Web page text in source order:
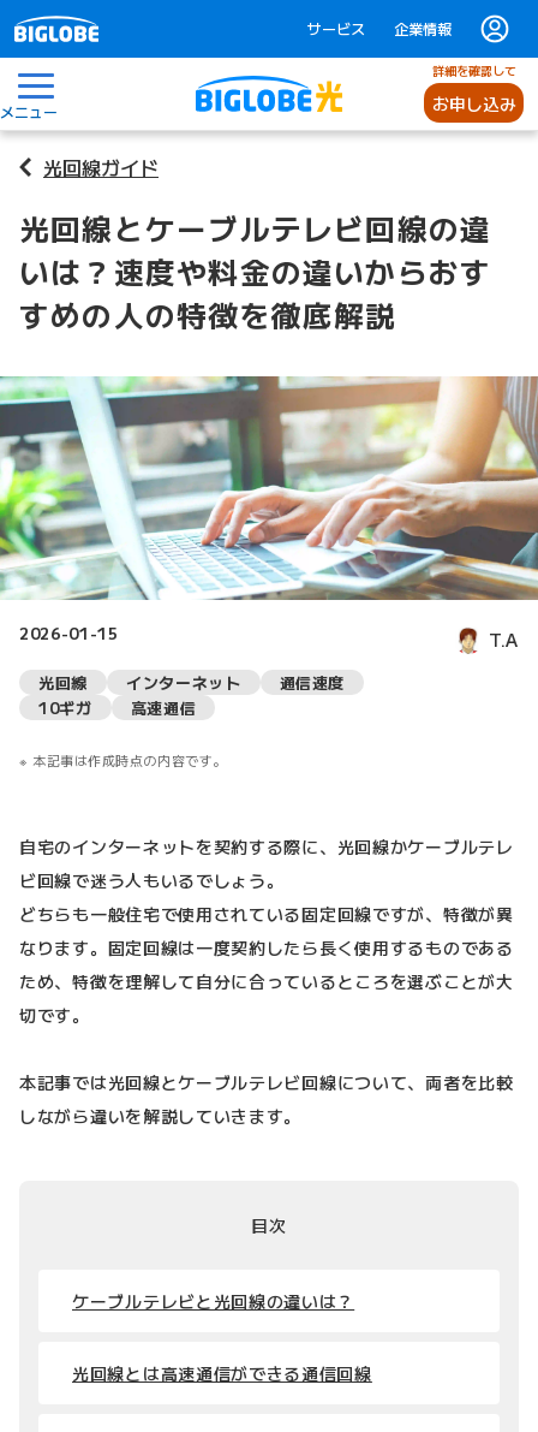
サービス 企業情報
メニュー
詳細を確認して
お申し込み
光回線ガイド
光回線とケーブルテレビ回線の違
いは？速度や料金の違いからおす
すめの人の特徴を徹底解説
2026-01-15 T.A
光回線 インターネット
通信速度
10ギガ
高速通信
本記事は作成時点の内容です。
自宅のインターネットを契約する際に、光回線かケーブルテレ
ビ回線で迷う人もいるでしょう。
どちらも一般住宅で使用されている固定回線ですが、特徴が異
なります。固定回線は一度契約したら長く使用するものである
ため、特徴を理解して自分に合っているところを選ぶことが大
切です。
本記事では光回線とケーブルテレビ回線について、両者を比較
しながら違いを解説していきます。
目次
ケーブルテレビと光回線の違いは？
光回線とは高速通信ができる通信回線